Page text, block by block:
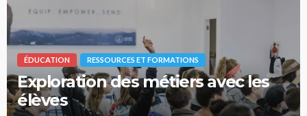
ÉDUCATION RESSOURCES ET FORMATIONS
Exploration des métiers avec les
élèves